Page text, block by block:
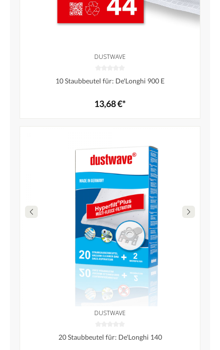
DUSTWAVE
10 Staubbeutel für: De'Longhi 900 E
13,68 €*
DUSTWAVE
20 Staubbeutel für: De'Longhi 140